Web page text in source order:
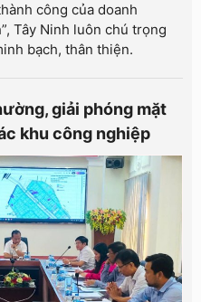
công của doanh
Tây Ninh luôn chú trọng
bạch, thân thiện.
giải phóng mặt
khu công nghiệp